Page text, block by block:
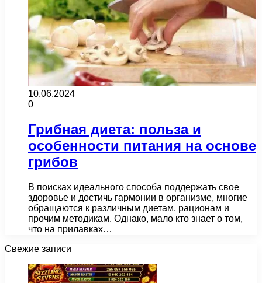
10.06.2024
0
Грибная диета: польза и
особенности питания на основе
грибов
В поисках идеального способа поддержать свое
здоровье и достичь гармонии в организме, многие
обращаются к различным диетам, рационам и
прочим методикам. Однако, мало кто знает о том,
что на прилавках…
Свежие записи